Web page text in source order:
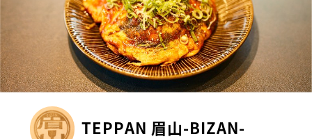
TEPPAN 眉山-BIZAN-